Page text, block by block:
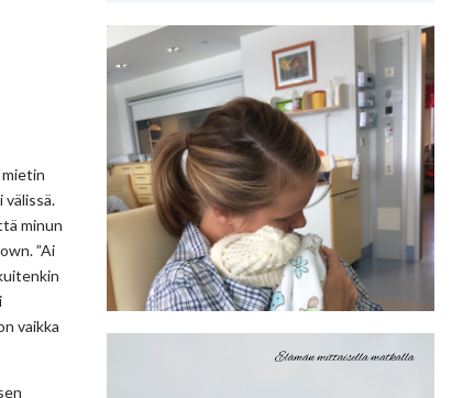
minun
”Ai
vaikka